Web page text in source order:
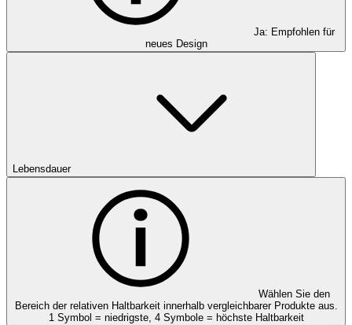
Ja: Empfohlen für
neues Design
Lebensdauer
Wählen Sie den
Bereich der relativen Haltbarkeit innerhalb vergleichbarer Produkte aus.
1 Symbol = niedrigste, 4 Symbole = höchste Haltbarkeit